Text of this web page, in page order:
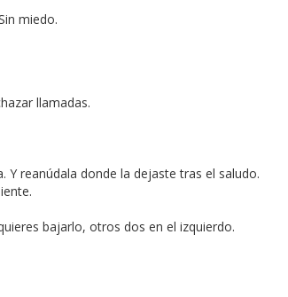
miedo.
llamadas.
Y reanúdala donde la dejaste tras el saludo.
bajarlo, otros dos en el izquierdo.